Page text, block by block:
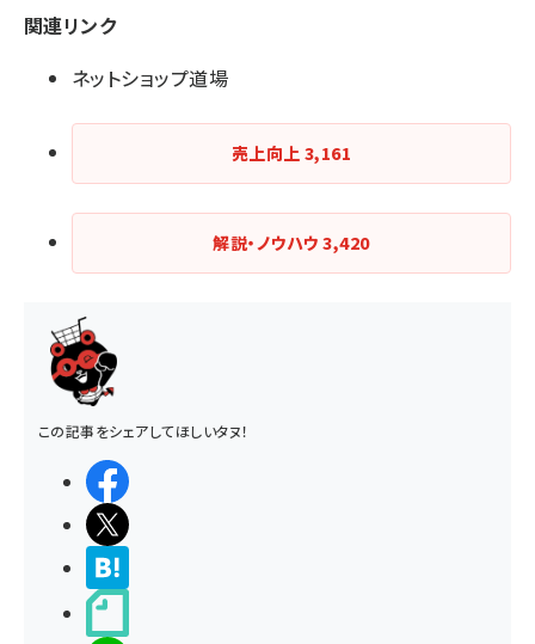
関連リンク
ネットショップ道場
売上向上 3,161
解説・ノウハウ3,420
この記事をシェアしてほしいタヌ！